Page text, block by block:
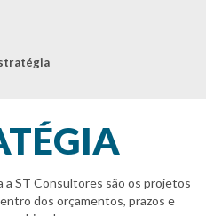
a ST Consultores são os projetos
dos orçamentos, prazos e